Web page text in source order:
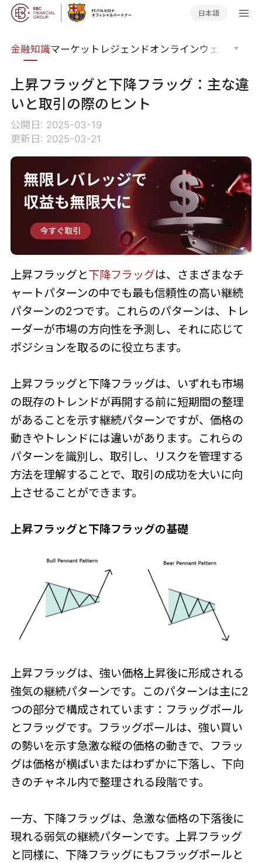
日本語
金融知識マーケットレジェンドオンラインウェビナー
上昇フラッグと下降フラッグ：主な違
いと取引の際のヒント
公開日: 2025-03-19
更新日: 2025-03-21
上昇フラッグと下降フラッグは、さまざまなチ
ャートパターンの中でも最も信頼性の高い継続
パターンの2つです。これらのパターンは、トレ
ーダーが市場の方向性を予測し、それに応じて
ポジションを取るのに役立ちます。
上昇フラッグと下降フラッグは、いずれも市場
の既存のトレンドが再開する前に短期間の整理
があることを示す継続パターンですが、価格の
動きやトレンドには違いがあります。これらの
パターンを識別し、取引し、リスクを管理する
方法を理解することで、取引の成功を大いに向
上させることができます。
上昇フラッグと下降フラッグの基礎
上昇フラッグは、強い価格上昇後に形成される
強気の継続パターンです。このパターンは主に2
つの部分で構成されています：フラッグポール
とフラッグです。フラッグポールは、強い買い
の勢いを示す急激な縦の価格の動きで、フラッ
グは価格が横ばいまたはわずかに下落し、下向
きのチャネル内で整理される段階です。
一方、下降フラッグは、急激な価格の下落後に
現れる弱気の継続パターンです。上昇フラッグ
と同様に、下降フラッグにもフラッグポールと